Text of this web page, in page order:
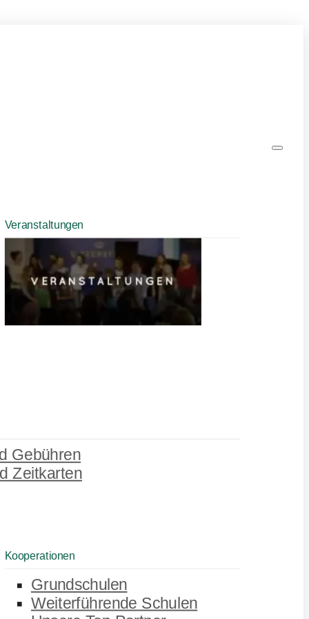
Veranstaltungen
Gebühren
Zeitkarten
Kooperationen
Grundschulen
Weiterführende Schulen